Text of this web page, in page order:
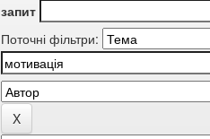
запит
Поточні фільтри: